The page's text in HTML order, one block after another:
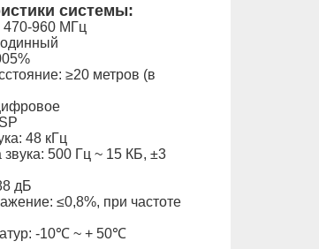
системы:
470-960 МГц
≥20 метров (в
48 кГц
звука: 500 Гц ~ 15 КБ, ±3
дБ
≤0,8%, при частоте
-10℃ ~ + 50℃